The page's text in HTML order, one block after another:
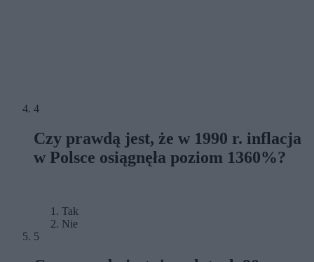
4
Czy prawdą jest, że w 1990 r. inflacja
w Polsce osiągnęła poziom 1360%?
Tak
Nie
5